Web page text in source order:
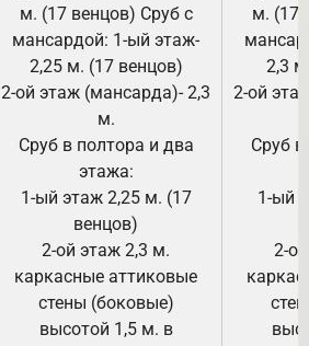
м. (17 венцов) Сруб с
мансардой: 1-ый этаж-
2,25 м. (17 венцов)
2-ой этаж (мансарда)- 2,3
м.
Сруб в полтора и два
этажа:
1-ый этаж 2,25 м. (17
венцов)
2-ой этаж 2,3 м.
каркасные аттиковые
стены (боковые)
высотой 1,5 м. в
м. (17
2,3
2-ой
Сруб
1-ый
2-